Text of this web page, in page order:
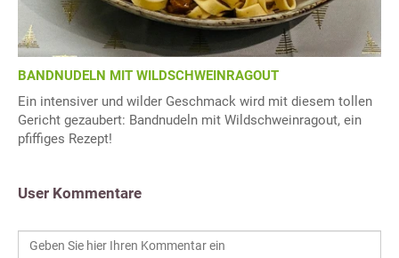
BANDNUDELN MIT WILDSCHWEINRAGOUT
Ein intensiver und wilder Geschmack wird mit diesem tollen
Gericht gezaubert: Bandnudeln mit Wildschweinragout, ein
pfiffiges Rezept!
User Kommentare